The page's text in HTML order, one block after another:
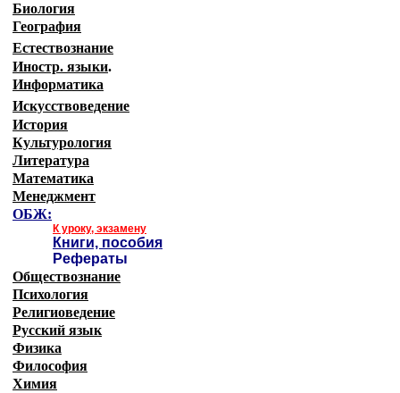
Биология
География
Естествознание
Иностр. языки.
Информатика
Искусствоведение
История
Культурология
Литература
Математика
Менеджмент
ОБЖ:
К уроку, экзамену
Книги, пособия
Рефераты
Обществознание
Психология
Религиоведение
Русский язык
Физика
Философия
Химия